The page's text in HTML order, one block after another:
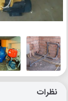
نظرات